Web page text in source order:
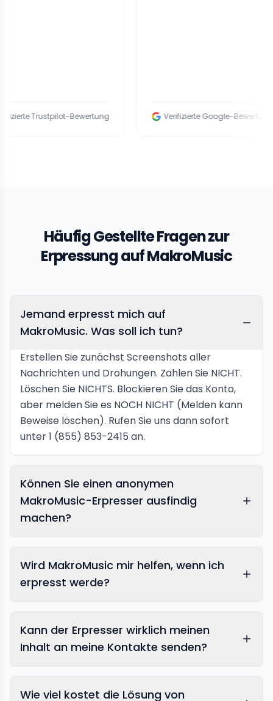
Bewertung Verifizierte Google-Bewertung
Häufig Gestellte Fragen zur
Erpressung auf MakroMusic
Jemand erpresst mich auf
MakroMusic. Was soll ich tun?
Erstellen Sie zunächst Screenshots aller
Nachrichten und Drohungen. Zahlen Sie NICHT.
Löschen Sie NICHTS. Blockieren Sie das Konto,
aber melden Sie es NOCH NICHT (Melden kann
Beweise löschen). Rufen Sie uns dann sofort
unter 1 (855) 853-2415 an.
Können Sie einen anonymen
MakroMusic-Erpresser ausfindig
machen?
Wird MakroMusic mir helfen, wenn ich
erpresst werde?
Kann der Erpresser wirklich meinen
Inhalt an meine Kontakte senden?
Wie viel kostet die Lösung von